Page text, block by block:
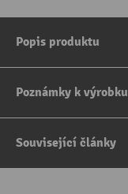
Popis produktu
Poznámky k výrobku
Související články